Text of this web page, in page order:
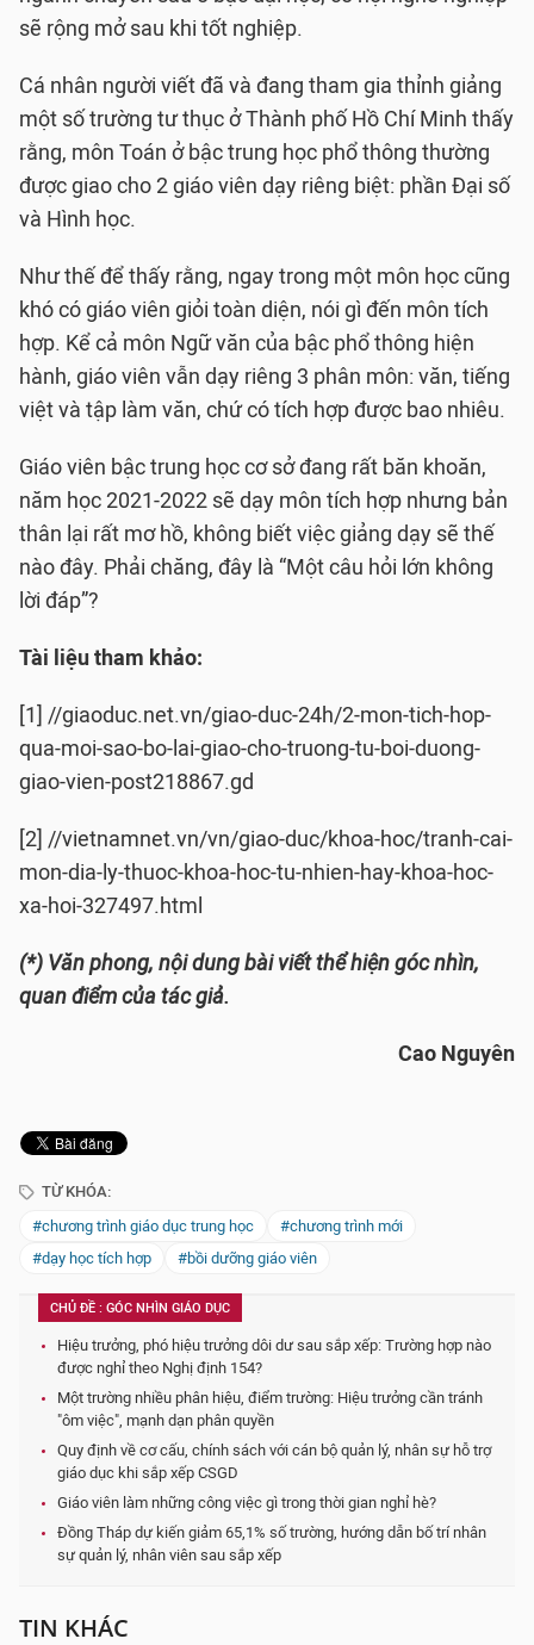
sẽ rộng mở sau khi tốt nghiệp.
Cá nhân người viết đã và đang tham gia thỉnh giảng
một số trường tư thục ở Thành phố Hồ Chí Minh thấy
rằng, môn Toán ở bậc trung học phổ thông thường
được giao cho 2 giáo viên dạy riêng biệt: phần Đại số
và Hình học.
Như thế để thấy rằng, ngay trong một môn học cũng
khó có giáo viên giỏi toàn diện, nói gì đến môn tích
hợp. Kể cả môn Ngữ văn của bậc phổ thông hiện
hành, giáo viên vẫn dạy riêng 3 phân môn: văn, tiếng
việt và tập làm văn, chứ có tích hợp được bao nhiêu.
Giáo viên bậc trung học cơ sở đang rất băn khoăn,
năm học 2021-2022 sẽ dạy môn tích hợp nhưng bản
thân lại rất mơ hồ, không biết việc giảng dạy sẽ thế
nào đây. Phải chăng, đây là “Một câu hỏi lớn không
lời đáp”?
Tài liệu tham khảo:
[1] //giaoduc.net.vn/giao-duc-24h/2-mon-tich-hop-
qua-moi-sao-bo-lai-giao-cho-truong-tu-boi-duong-
giao-vien-post218867.gd
[2] //vietnamnet.vn/vn/giao-duc/khoa-hoc/tranh-cai-
mon-dia-ly-thuoc-khoa-hoc-tu-nhien-hay-khoa-hoc-
xa-hoi-327497.html
(*) Văn phong, nội dung bài viết thể hiện góc nhìn,
quan điểm của tác giả.
Cao Nguyên
TỪ KHÓA:
#chương trình giáo dục trung học
#chương trình mới
#dạy học tích hợp
#bồi dưỡng giáo viên
CHỦ ĐỀ : GÓC NHÌN GIÁO DỤC
Hiệu trưởng, phó hiệu trưởng dôi dư sau sắp xếp: Trường hợp nào
được nghỉ theo Nghị định 154?
Một trường nhiều phân hiệu, điểm trường: Hiệu trưởng cần tránh
"ôm việc", mạnh dạn phân quyền
Quy định về cơ cấu, chính sách với cán bộ quản lý, nhân sự hỗ trợ
giáo dục khi sắp xếp CSGD
Giáo viên làm những công việc gì trong thời gian nghỉ hè?
Đồng Tháp dự kiến giảm 65,1% số trường, hướng dẫn bố trí nhân
sự quản lý, nhân viên sau sắp xếp
TIN KHÁC